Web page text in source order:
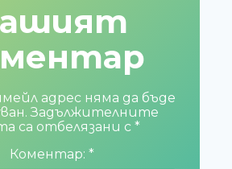
адрес няма да бъде
Задължителните
са отбелязани с *
Коментар: *